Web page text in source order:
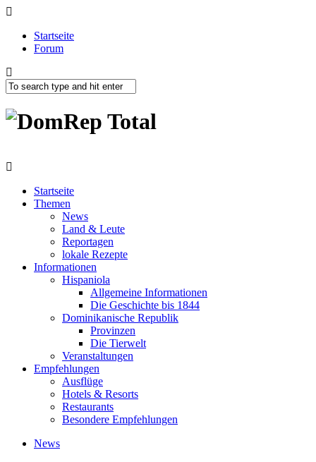
Startseite
Forum
Startseite
Themen
News
Land & Leute
Reportagen
lokale Rezepte
Informationen
Hispaniola
Allgemeine Informationen
Die Geschichte bis 1844
Dominikanische Republik
Provinzen
Die Tierwelt
Veranstaltungen
Empfehlungen
Ausflüge
Hotels & Resorts
Restaurants
Besondere Empfehlungen
News